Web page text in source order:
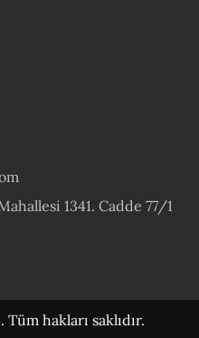
1341. Cadde 77/1
hakları saklıdır.